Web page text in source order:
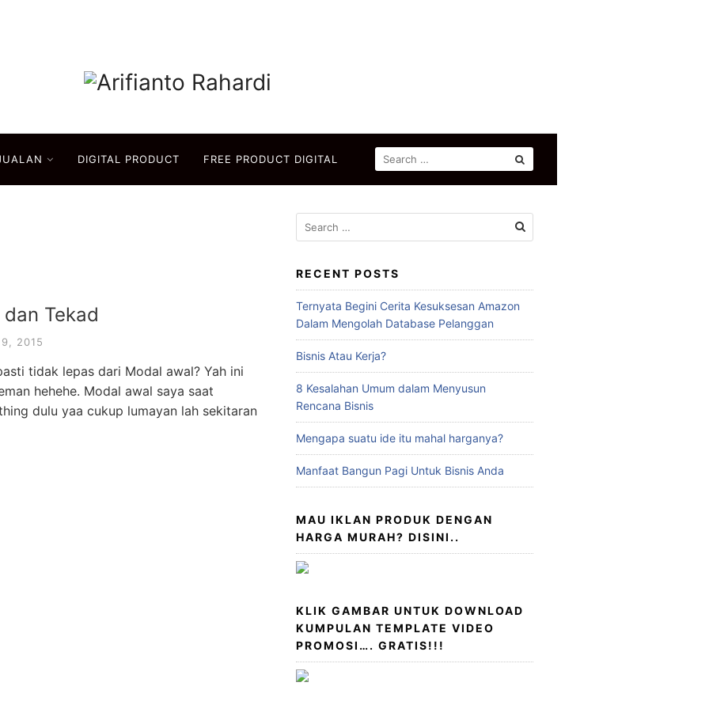
DIGITAL PRODUCT FREE PRODUCT DIGITAL
SEARCH
FOR:
Tekad
9, 2015
tidak lepas dari Modal awal? Yah ini
hehehe. Modal awal saya saat
dulu yaa cukup lumayan lah sekitaran
Search
for:
RECENT POSTS
Ternyata Begini Cerita Kesuksesan Amazon
Dalam Mengolah Database Pelanggan
Bisnis Atau Kerja?
8 Kesalahan Umum dalam Menyusun
Rencana Bisnis
Mengapa suatu ide itu mahal harganya?
Manfaat Bangun Pagi Untuk Bisnis Anda
MAU IKLAN PRODUK DENGAN
HARGA MURAH? DISINI..
KLIK GAMBAR UNTUK DOWNLOAD
KUMPULAN TEMPLATE VIDEO
PROMOSI…. GRATIS!!!